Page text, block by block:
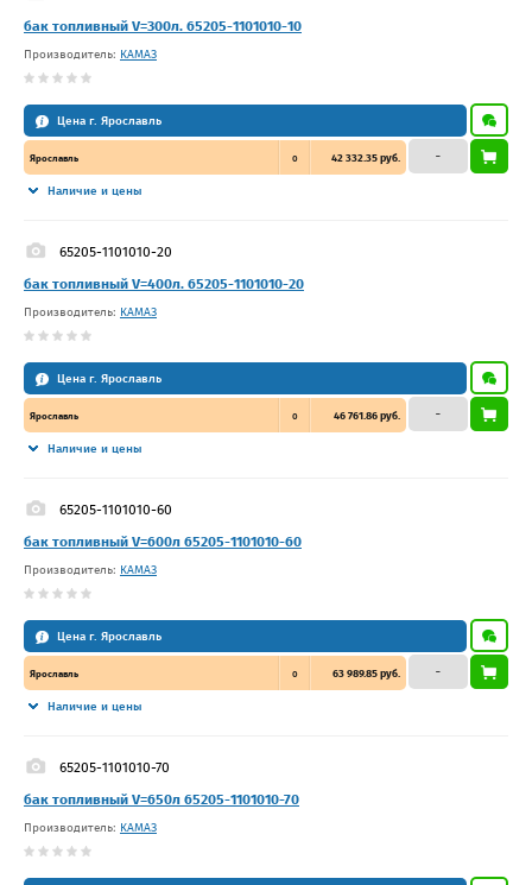
бак топливный V=300л. 65205-1101010-10
Производитель: КАМАЗ
Цена г. Ярославль
Ярославль 0 42 332.35 руб.
Наличие и цены
–
65205-1101010-20
бак топливный V=400л. 65205-1101010-20
Производитель: КАМАЗ
Цена г. Ярославль
Ярославль 0 46 761.86 руб.
Наличие и цены
–
65205-1101010-60
бак топливный V=600л 65205-1101010-60
Производитель: КАМАЗ
Цена г. Ярославль
Ярославль 0 63 989.85 руб.
Наличие и цены
–
65205-1101010-70
бак топливный V=650л 65205-1101010-70
Производитель: КАМАЗ